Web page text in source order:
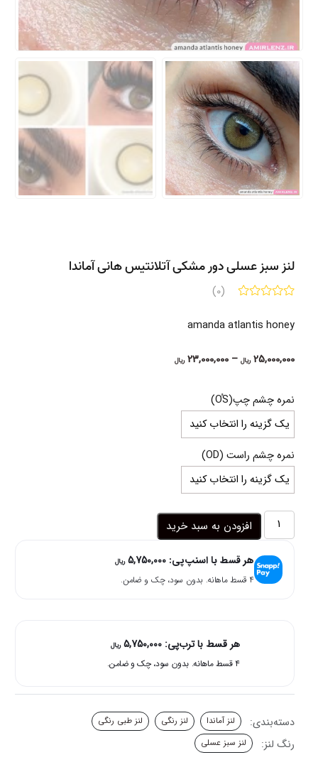
لنز سبز عسلی دور مشکی آتلانتیس هانی آماندا
(0)
amanda atlantis honey
25,000,000 ریال –
23,000,000 ریالPrice
نمره چشم چپ(OُS)
نمره چشم راست (OD)
لنز
دور
مشکی
افزودن به سبد خرید
هر قسط با اسنپ‌پی: 5,750,000 ریال
۴ قسط ماهانه. بدون سود، چک و ضامن.
هر قسط با ترب‌پی: 5,750,000 ریال
۴ قسط ماهانه. بدون سود، چک و ضامن.
دسته‌بندی: لنز آماندا لنز رنگی لنز طبی رنگی
رنگ لنز: لنز سبز عسلی